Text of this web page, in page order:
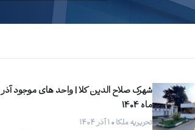
شهرک صلاح الدین کلا | واحد های موجود آذر
ماه 1404
تحریریه ملکا • ۱ آذر ۱۴۰۴